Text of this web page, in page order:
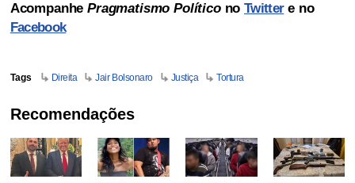
AcompanhePragmatismo PolíticonoTwittere no
Facebook
Tags Direita Jair Bolsonaro Justiça Tortura
Recomendações